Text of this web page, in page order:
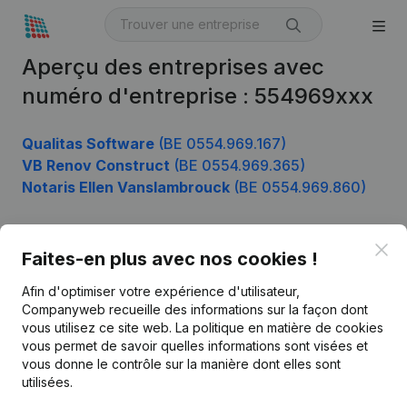
Aperçu des entreprises avec
numéro d'entreprise : 554969xxx
Qualitas Software (BE 0554.969.167)
VB Renov Construct (BE 0554.969.365)
Notaris Ellen Vanslambrouck (BE 0554.969.860)
Faites-en plus avec nos cookies !
Afin d'optimiser votre expérience d'utilisateur,
Companyweb recueille des informations sur la façon dont
vous utilisez ce site web. La politique en matière de cookies
vous permet de savoir quelles informations sont visées et
vous donne le contrôle sur la manière dont elles sont
utilisées.
Français
Kantorenpark Everest
Produit
Informations d’entreprise
Monitoring
Recherche internationale